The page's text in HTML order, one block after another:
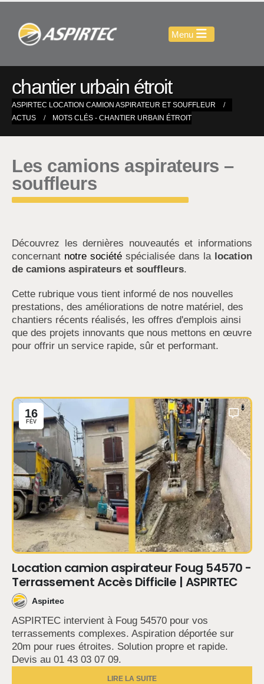
chantier urbain étroit
ASPIRTEC LOCATION CAMION ASPIRATEUR ET SOUFFLEUR
ACTUS
MOTS CLÉS - CHANTIER URBAIN ÉTROIT
Les camions aspirateurs –
souffleurs
Découvrez les dernières nouveautés et informations
concernant notre société spécialisée dans la location
de camions aspirateurs et souffleurs.
Cette rubrique vous tient informé de nos nouvelles
prestations, des améliorations de notre matériel, des
chantiers récents réalisés, les offres d'emplois ainsi
que des projets innovants que nous mettons en œuvre
pour offrir un service rapide, sûr et performant.
16
FÉV
0
Location camion aspirateur Foug 54570 -
Terrassement Accès Difficile | ASPIRTEC
Aspirtec
ASPIRTEC intervient à Foug 54570 pour vos
terrassements complexes. Aspiration déportée sur
20m pour rues étroites. Solution propre et rapide.
Devis au 01 43 03 07 09.
LIRE LA SUITE